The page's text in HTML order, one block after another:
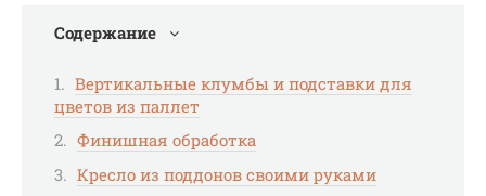
Содержание
Вертикальные клумбы и подставки для
цветов из паллет
Финишная обработка
Кресло из поддонов своими руками